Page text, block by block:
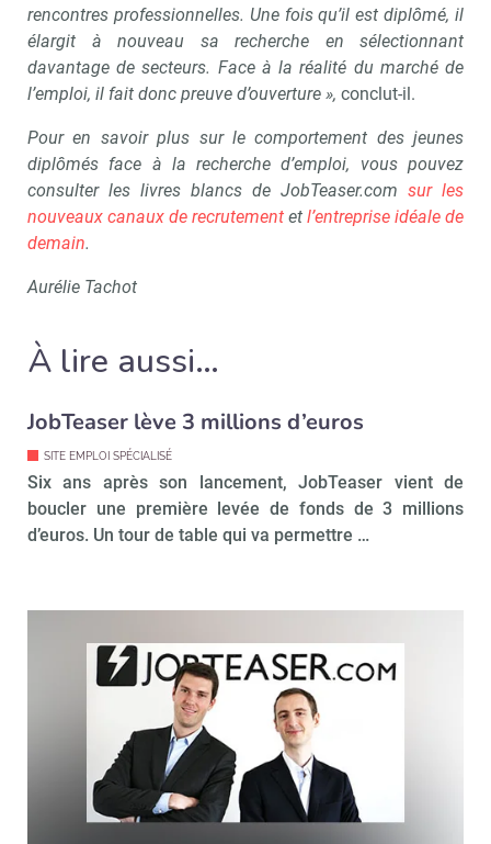
rencontres professionnelles. Une fois qu’il est diplômé, il
élargit à nouveau sa recherche en sélectionnant
davantage de secteurs. Face à la réalité du marché de
l’emploi, il fait donc preuve d’ouverture », conclut-il.
Pour en savoir plus sur le comportement des jeunes
diplômés face à la recherche d’emploi, vous pouvez
consulter les livres blancs de JobTeaser.com sur les
nouveaux canaux de recrutement et l’entreprise idéale de
demain.
Aurélie Tachot
À lire aussi…
JobTeaser lève 3 millions d’euros
SITE EMPLOI SPÉCIALISÉ
Six ans après son lancement, JobTeaser vient de
boucler une première levée de fonds de 3 millions
d’euros. Un tour de table qui va permettre …